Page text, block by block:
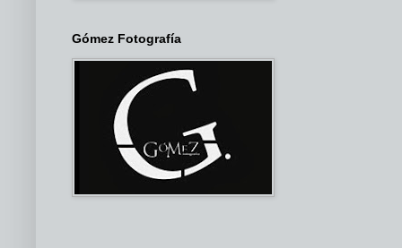
Gómez Fotografía